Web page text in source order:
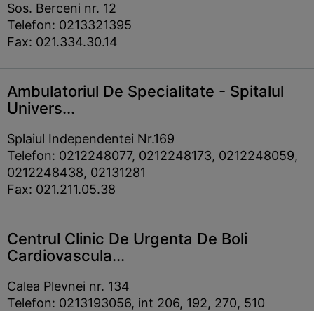
Sos. Berceni nr. 12
Telefon: 0213321395
Fax: 021.334.30.14
Ambulatoriul De Specialitate - Spitalul
Univers...
Splaiul Independentei Nr.169
Telefon: 0212248077, 0212248173, 0212248059,
0212248438, 02131281
Fax: 021.211.05.38
Centrul Clinic De Urgenta De Boli
Cardiovascula...
Calea Plevnei nr. 134
Telefon: 0213193056, int 206, 192, 270, 510